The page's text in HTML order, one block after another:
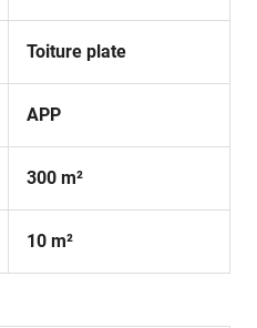
Toiture plate
APP
300 m²
10 m²